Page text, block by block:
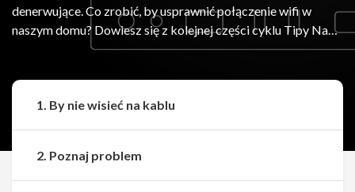
denerwujące. Co zrobić, by usprawnić połączenie wifi w
naszym domu? Dowiesz się z kolejnej części cyklu Tipy Na…
1. By nie wisieć na kablu
2. Poznaj problem